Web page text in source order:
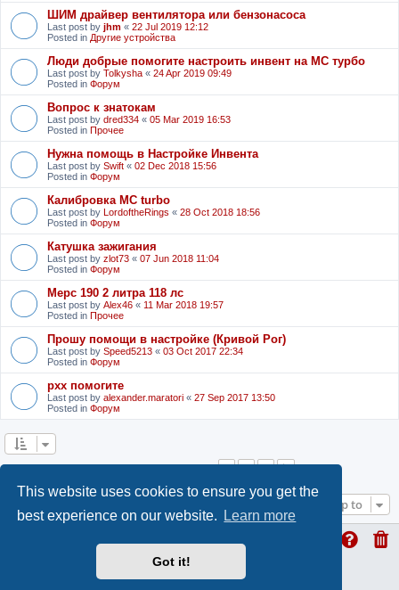
This website uses cookies to ensure you get the
best experience on our website.
Learn more
Got it!
ШИМ драйвер вентилятора или бензонасоса
Last post by jhm « 22 Jul 2019 12:12
Posted in Другие устройства
Люди добрые помогите настроить инвент на МС турбо
Last post by Tolkysha « 24 Apr 2019 09:49
Posted in Форум
Вопрос к знатокам
Last post by dred334 « 05 Mar 2019 16:53
Posted in Прочее
Нужна помощь в Настройке Инвента
Last post by Swift « 02 Dec 2018 15:56
Posted in Форум
Калибровка MC turbo
Last post by LordoftheRings « 28 Oct 2018 18:56
Posted in Форум
Катушка зажигания
Last post by zlot73 « 07 Jun 2018 11:04
Posted in Форум
Мерс 190 2 литра 118 лс
Last post by Alex46 « 11 Mar 2018 19:57
Posted in Прочее
Прошу помощи в настройке (Кривой Рог)
Last post by Speed5213 « 03 Oct 2017 22:34
Posted in Форум
рхх помогите
Last post by alexander.maratori « 27 Sep 2017 13:50
Posted in Форум
1 2 3
Jump to